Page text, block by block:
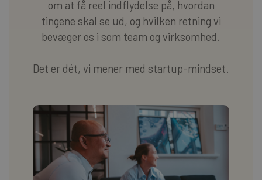
om at få reel indflydelse på, hvordan
tingene skal se ud, og hvilken retning vi
bevæger os i som team og virksomhed.
Det er dét, vi mener med startup-mindset.